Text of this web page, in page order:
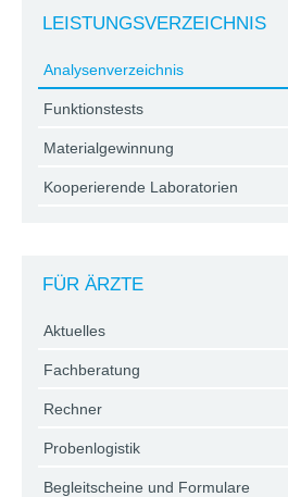
LEISTUNGSVERZEICHNIS
Analysenverzeichnis
Funktionstests
Materialgewinnung
Kooperierende Laboratorien
FÜR ÄRZTE
Aktuelles
Fachberatung
Rechner
Probenlogistik
Begleitscheine und Formulare